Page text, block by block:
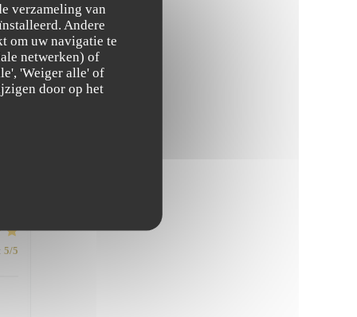
verzameling van
Andere
om uw navigatie te
netwerken) of
'Weiger alle' of
door op het
5/5